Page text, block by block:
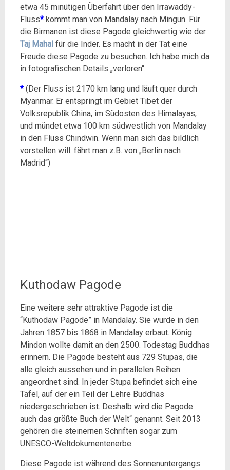
etwa 45 minütigen Überfahrt über den Irrawaddy-
Fluss*kommt man von Mandalay nach Mingun. Für
die Birmanen ist diese Pagode gleichwertig wie der
Taj Mahalfür die Inder. Es macht in der Tat eine
Freude diese Pagode zu besuchen. Ich habe mich da
in fotografischen Details „verloren“.
*(Der Fluss ist 2170 km lang und läuft quer durch
Myanmar. Er entspringt im Gebiet Tibet der
Volksrepublik China, im Südosten des Himalayas,
und mündet etwa 100 km südwestlich von Mandalay
in den Fluss Chindwin. Wenn man sich das bildlich
vorstellen will: fährt man z.B. von „Berlin nach
Madrid“)
Kuthodaw Pagode
Eine weitere sehr attraktive Pagode ist die
“Kuthodaw Pagode” in Mandalay. Sie wurde in den
Jahren 1857 bis 1868 in Mandalay erbaut. König
Mindon wollte damit an den 2500. Todestag Buddhas
erinnern. Die Pagode besteht aus 729 Stupas, die
alle gleich aussehen und in parallelen Reihen
angeordnet sind. In jeder Stupa befindet sich eine
Tafel, auf der ein Teil der Lehre Buddhas
niedergeschrieben ist. Deshalb wird die Pagode
auch das größte Buch der Welt“ genannt. Seit 2013
gehören die steinernen Schriften sogar zum
UNESCO-Weltdokumentenerbe.
Diese Pagode ist während des Sonnenuntergangs